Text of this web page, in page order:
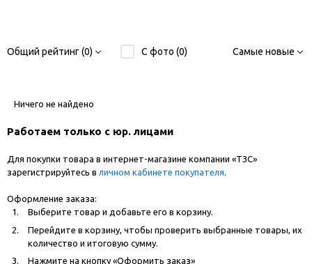
Общий рейтинг (0) С фото (0) Самые новые
Ничего не найдено
Работаем только с юр. лицами
Для покупки товара в интернет-магазине компании «ТЗС»
зарегистрируйтесь в личном кабинете покупателя.
Оформление заказа:
Выберите товар и добавьте его в корзину.
Перейдите в корзину, чтобы проверить выбранные товары, их
количество и итоговую сумму.
Нажмите на кнопку «Оформить заказ»